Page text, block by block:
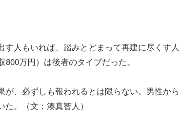
人もいれば、踏みとどまって再建に尽くす人
万円）は後者のタイプだった。
、必ずしも報われるとは限らない。男性から
。（文：湊真智人）